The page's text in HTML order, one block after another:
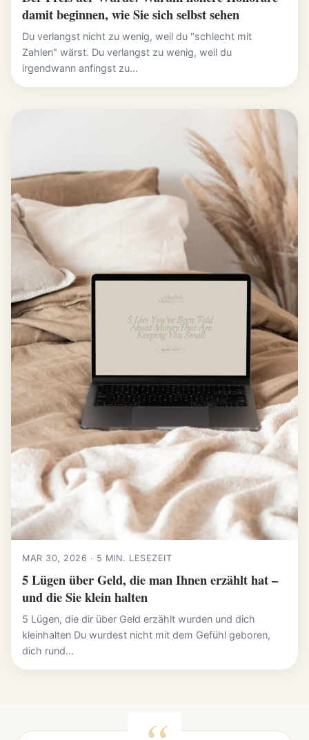
damit beginnen, wie Sie sich selbst sehen
Du verlangst nicht zu wenig, weil du "schlecht mit
Zahlen" wärst. Du verlangst zu wenig, weil du
irgendwann anfingst zu...
MAR 30, 2026 · 5 MIN. LESEZEIT
5 Lügen über Geld, die man Ihnen erzählt hat –
und die Sie klein halten
5 Lügen, die dir über Geld erzählt wurden und dich
kleinhalten Du wurdest nicht mit dem Gefühl geboren,
dich rund...